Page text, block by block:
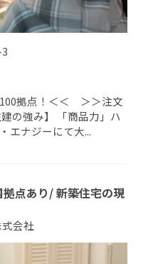
拠点！＜＜ ＞＞注文
の強み】 「商品力」ハ
エナジーにて大...
点あり/ 新築住宅の現
会社